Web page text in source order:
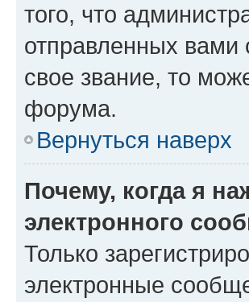
того, что
отправленных вами
свое звание, то
форума.
Вернуться наверх
Почему, когда я
электронного
Только
электронные